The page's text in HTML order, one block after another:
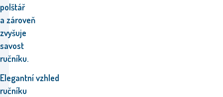
polštář
a zároveň
zvyšuje
savost
ručníku.
Elegantní vzhled
ručníku